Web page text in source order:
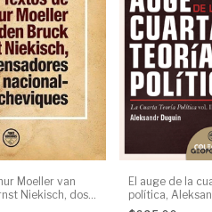
Moeller van
Niekisch, dos
El auge de la
política,